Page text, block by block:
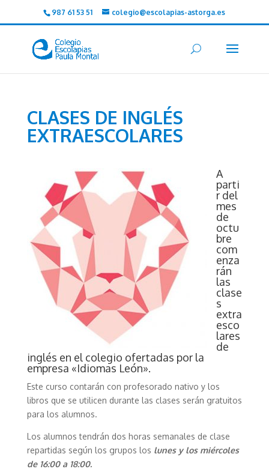
987 61 53 51 colegio@escolapias-astorga.es
CLASES DE INGLÉS
EXTRAESCOLARES
A
parti
r del
mes
de
octu
bre
com
enza
rán
las
clase
s
extra
esco
lares
de
inglés en el colegio ofertadas por la
empresa «Idiomas León».
Este curso contarán con profesorado nativo y los
libros que se utilicen durante las clases serán gratuitos
para los alumnos.
Los alumnos tendrán dos horas semanales de clase
repartidas según los grupos los lunes y los miércoles
de 16:00 a 18:00.